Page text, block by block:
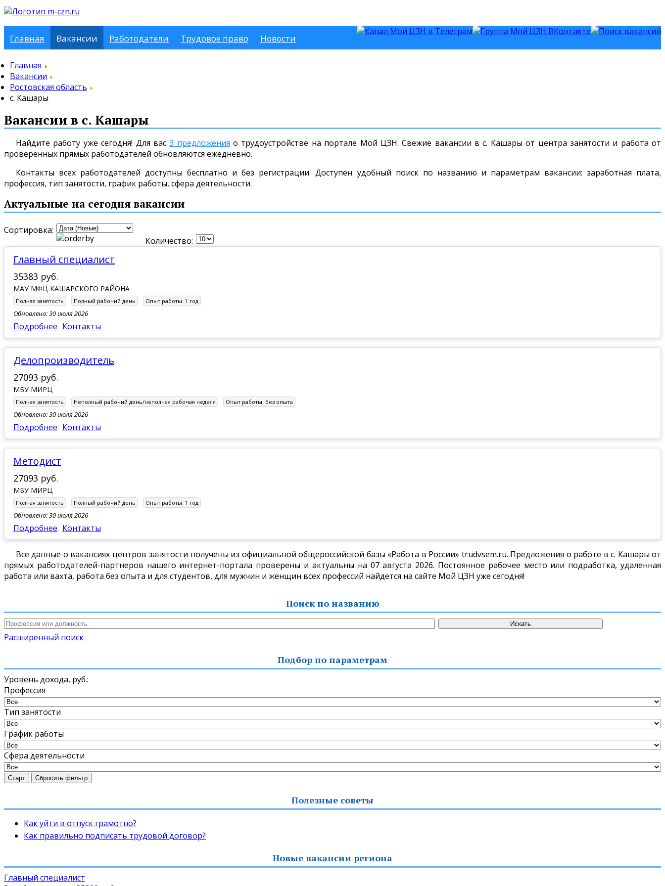
Главная Вакансии Работодатели Трудовое право Новости
Главная
Вакансии
Ростовская область
с. Кашары
Вакансии в с. Кашары
Найдите работу уже сегодня! Для вас3 предложения о трудоустройстве на портале Мой ЦЗН. Свежие вакансии в с. Кашары от центра занятости и работа от
проверенных прямых работодателей обновляются ежедневно.
Контакты всех работодателей доступны бесплатно и без регистрации. Доступен удобный поиск по названию и параметрам вакансии: заработная плата,
профессия, тип занятости, график работы, сфера деятельности.
Актуальные на сегодня вакансии
Сортировка:
Количество:
Главный специалист
35383 руб.
МАУ МФЦ КАШАРСКОГО РАЙОНА
Полная занятость Полный рабочий день Опыт работы: 1 год
Обновлено: 30 июля 2026
Подробнее Контакты
Делопроизводитель
27093 руб.
МБУ МИРЦ
Полная занятость Неполный рабочий день/неполная рабочая неделя Опыт работы: Без опыта
Обновлено: 30 июля 2026
Подробнее Контакты
Методист
27093 руб.
МБУ МИРЦ
Полная занятость Полный рабочий день Опыт работы: 1 год
Обновлено: 30 июля 2026
Подробнее Контакты
Все данные о вакансиях центров занятости получены из официальной общероссийской базы «Работа в России» trudvsem.ru. Предложения о работе в с. Кашары от
прямых работодателей-партнеров нашего интернет-портала проверены и актуальны на 07 августа 2026. Постоянное рабочее место или подработка, удаленная
работа или вахта, работа без опыта и для студентов, для мужчин и женщин всех профессий найдется на сайте Мой ЦЗН уже сегодня!
Поиск по названию
Расширенный поиск
Подбор по параметрам
Уровень дохода, руб.:
Профессия
Тип занятости
График работы
Сфера деятельности
Старт Сбросить фильтр
Полезные советы
Как уйти в отпуск грамотно?
Как правильно подписать трудовой договор?
Новые вакансии региона
Главный специалист